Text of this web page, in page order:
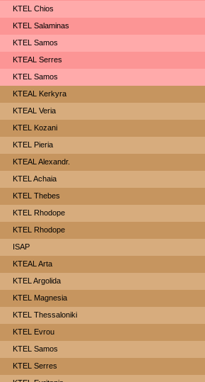
KTEL Chios
KTEL Salaminas
KTEL Samos
KTEAL Serres
KTEL Samos
KTEAL Kerkyra
KTEAL Veria
ΚΤΕL Kozani
KTEL Pieria
KTEAL Alexandr.
KTEL Achaia
KTEL Thebes
KTEL Rhodope
KTEL Rhodope
ISAP
KTEAL Arta
KTEL Argolida
ΚΤΕL Magnesia
KTEL Thessaloniki
KTEL Evrou
KTEL Samos
KTEL Serres